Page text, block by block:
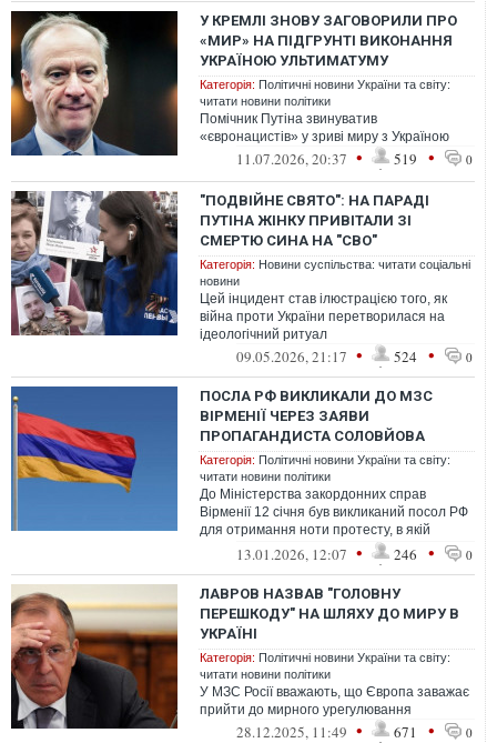
У КРЕМЛІ ЗНОВУ ЗАГОВОРИЛИ ПРО
«МИР» НА ПІДГРУНТІ ВИКОНАННЯ
УКРАЇНОЮ УЛЬТИМАТУМУ
Категорія: Політичні новини України та світу:
читати новини політики
Помічник Путіна звинуватив
«євронацистів» у зриві миру з Україною
11.07.2026, 20:37 • 519 • 0
"ПОДВІЙНЕ СВЯТО": НА ПАРАДІ
ПУТІНА ЖІНКУ ПРИВІТАЛИ ЗІ
СМЕРТЮ СИНА НА "СВО"
Категорія: Новини суспільства: читати соціальні
новини
Цей інцидент став ілюстрацією того, як
війна проти України перетворилася на
ідеологічний ритуал
09.05.2026, 21:17 • 524 • 0
ПОСЛА РФ ВИКЛИКАЛИ ДО МЗС
ВІРМЕНІЇ ЧЕРЕЗ ЗАЯВИ
ПРОПАГАНДИСТА СОЛОВЙОВА
Категорія: Політичні новини України та світу:
читати новини політики
До Міністерства закордонних справ
Вірменії 12 січня був викликаний посол РФ
для отримання ноти протесту, в якій
офіційний Єреван висловлює обурення
13.01.2026, 12:07 • 246 • 0
ЛАВРОВ НАЗВАВ "ГОЛОВНУ
ПЕРЕШКОДУ" НА ШЛЯХУ ДО МИРУ В
УКРАЇНІ
Категорія: Політичні новини України та світу:
читати новини політики
У МЗС Росії вважають, що Європа заважає
прийти до мирного урегулювання
28.12.2025, 11:49 • 671 • 0